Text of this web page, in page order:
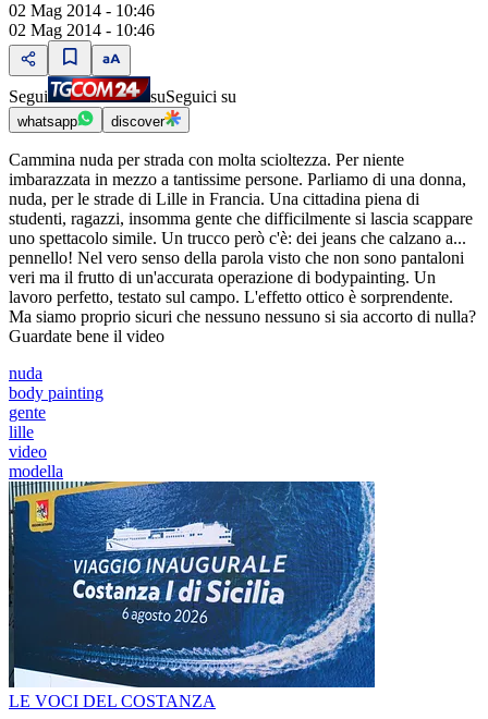
02 Mag 2014 - 10:46
02 Mag 2014 - 10:46
Segui suSeguici su
whatsapp discover
Cammina nuda per strada con molta scioltezza. Per niente
imbarazzata in mezzo a tantissime persone. Parliamo di una donna,
nuda, per le strade di Lille in Francia. Una cittadina piena di
studenti, ragazzi, insomma gente che difficilmente si lascia scappare
uno spettacolo simile. Un trucco però c'è: dei jeans che calzano a...
pennello! Nel vero senso della parola visto che non sono pantaloni
veri ma il frutto di un'accurata operazione di bodypainting. Un
lavoro perfetto, testato sul campo. L'effetto ottico è sorprendente.
Ma siamo proprio sicuri che nessuno nessuno si sia accorto di nulla?
Guardate bene il video
nuda
body painting
gente
lille
video
modella
LE VOCI DEL COSTANZA